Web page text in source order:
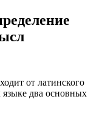
от латинского
два основных